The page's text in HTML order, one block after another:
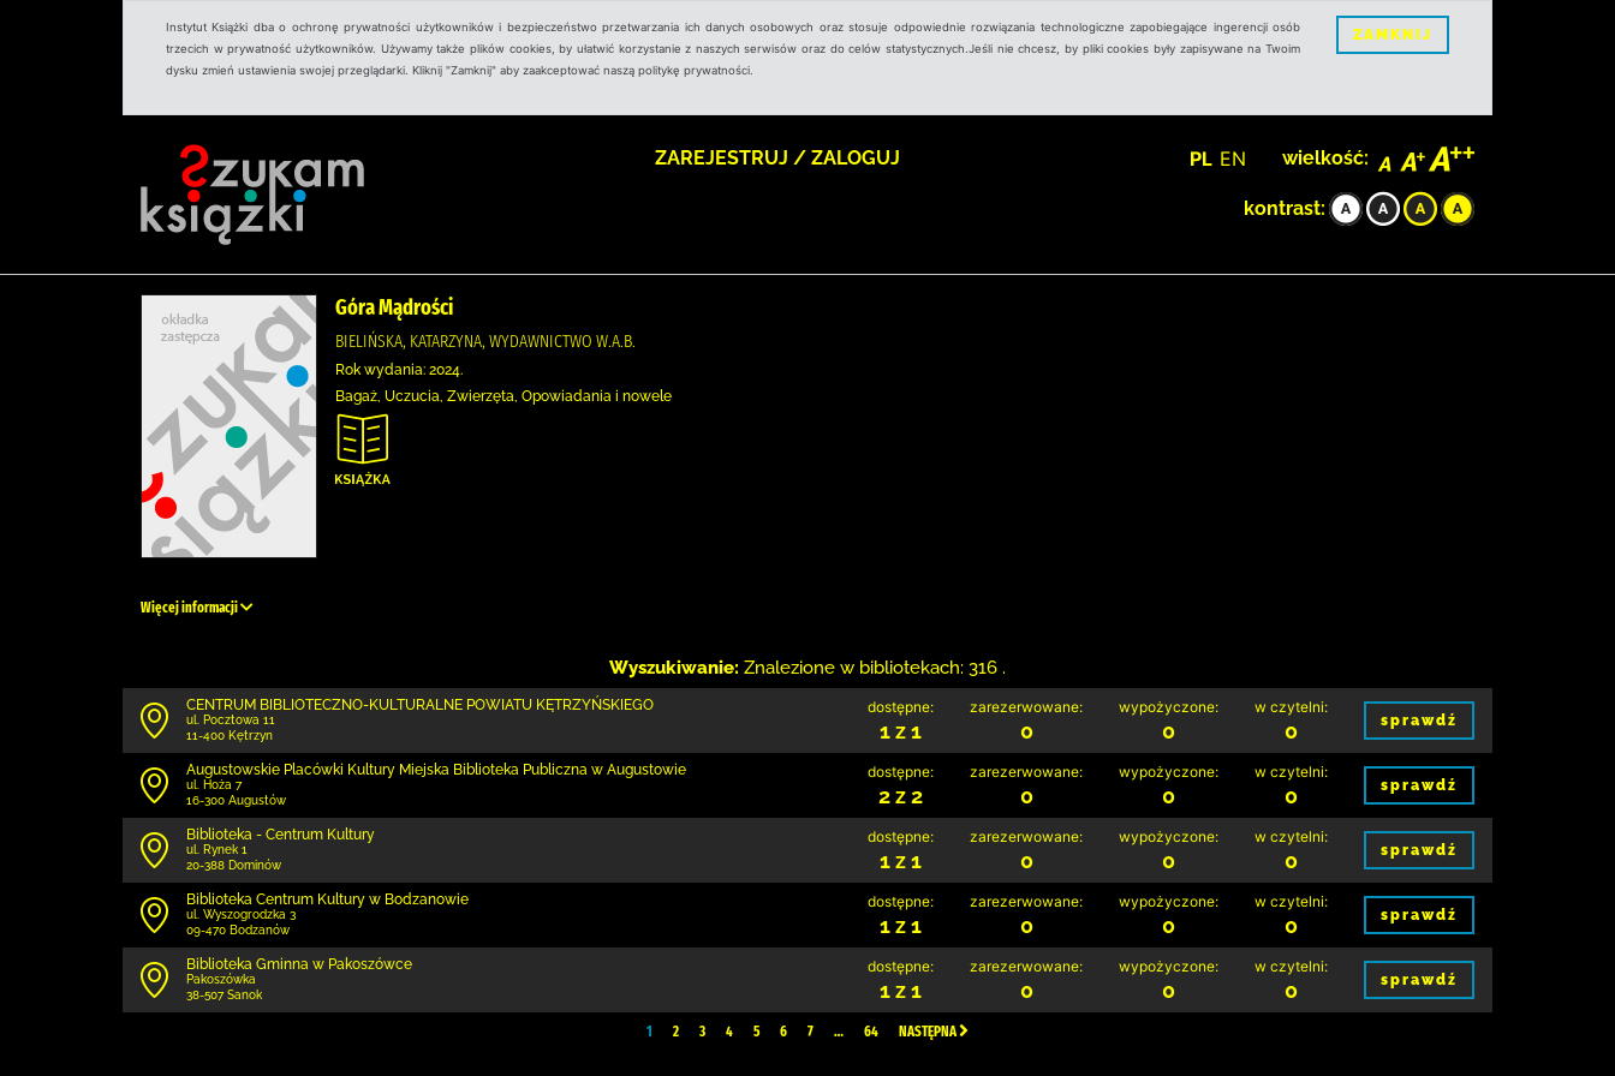
Instytut Książki dba o ochronę prywatności użytkowników i bezpieczeństwo przetwarzania ich danych osobowych oraz stosuje odpowiednie rozwiązania technologiczne zapobiegające ingerencji osób
trzecich w prywatność użytkowników. Używamy także plików cookies, by ułatwić korzystanie z naszych serwisów oraz do celów statystycznych.Jeśli nie chcesz, by pliki cookies były zapisywane na Twoim
dysku zmień ustawienia swojej przeglądarki. Kliknij "Zamknij" aby zaakceptować naszą politykę prywatności.
ZAMKNIJ
ZAREJESTRUJ / ZALOGUJ PL EN wielkość:
kontrast:
Góra Mądrości
BIELIŃSKA, KATARZYNA, WYDAWNICTWO W.A.B.
Rok wydania: 2024.
Bagaż, Uczucia, Zwierzęta, Opowiadania i nowele
Więcej informacji
Wyszukiwanie: Znalezione w bibliotekach: 316 .
CENTRUM BIBLIOTECZNO-KULTURALNE POWIATU KĘTRZYŃSKIEGO
ul. Pocztowa 11
11-400 Kętrzyn
dostępne:
1 z 1
zarezerwowane:
0
wypożyczone:
0
w czytelni:
0 sprawdź
Augustowskie Placówki Kultury Miejska Biblioteka Publiczna w Augustowie
ul. Hoża 7
16-300 Augustów
dostępne:
2 z 2
zarezerwowane:
0
wypożyczone:
0
w czytelni:
0 sprawdź
Biblioteka - Centrum Kultury
ul. Rynek 1
20-388 Dominów
dostępne:
1 z 1
zarezerwowane:
0
wypożyczone:
0
w czytelni:
0 sprawdź
Biblioteka Centrum Kultury w Bodzanowie
ul. Wyszogrodzka 3
09-470 Bodzanów
dostępne:
1 z 1
zarezerwowane:
0
wypożyczone:
0
w czytelni:
0 sprawdź
Biblioteka Gminna w Pakoszówce
Pakoszówka
38-507 Sanok
dostępne:
1 z 1
zarezerwowane:
0
wypożyczone:
0
w czytelni:
0 sprawdź
1 2 3 4 5 6 7 … 64 NASTĘPNA